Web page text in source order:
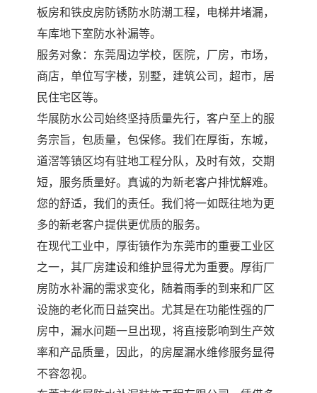
板房和铁皮房防锈防水防潮工程，电梯井堵漏，
车库地下室防水补漏等。
服务对象：东莞周边学校，医院，厂房，市场，
商店，单位写字楼，别墅，建筑公司，超市，居
民住宅区等。
华展防水公司始终坚持质量先行，客户至上的服
务宗旨，包质量，包保修。我们在厚街，东城，
道滘等镇区均有驻地工程分队，及时有效，交期
短，服务质量好。真诚的为新老客户排忧解难。
您的舒适，我们的责任。我们将一如既往地为更
多的新老客户提供更优质的服务。
在现代工业中，厚街镇作为东莞市的重要工业区
之一，其厂房建设和维护显得尤为重要。厚街厂
房防水补漏的需求变化，随着雨季的到来和厂区
设施的老化而日益突出。尤其是在功能性强的厂
房中，漏水问题一旦出现，将直接影响到生产效
率和产品质量，因此，的房屋漏水维修服务显得
不容忽视。